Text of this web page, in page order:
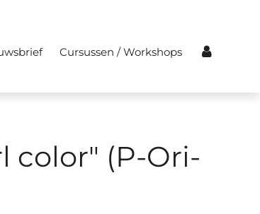
Cursussen / Workshops
color" (P-Ori-